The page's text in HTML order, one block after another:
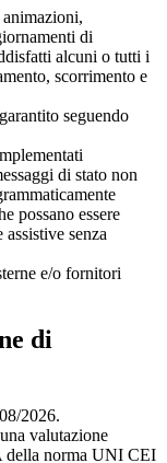
di
alcuni o tutti i
scorrimento e
seguendo
di stato non
possano essere
senza
e/o fornitori
di
2026.
valutazione
della norma UNI CEI